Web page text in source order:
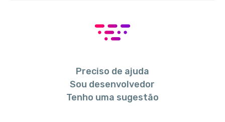
Preciso de ajuda
Sou desenvolvedor
Tenho uma sugestão